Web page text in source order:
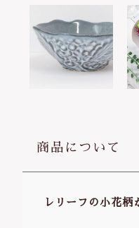
商品について
レリーフの小花